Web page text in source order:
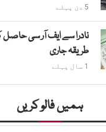
5 دن پہلے
نادرا سے ایف آر سی حاصل
طریقہ جاری
1 سال پہلے
ہمیں فالو کریں